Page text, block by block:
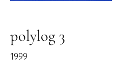
polylog 3
1999